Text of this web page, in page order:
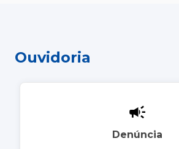
Ouvidoria
Denúncia